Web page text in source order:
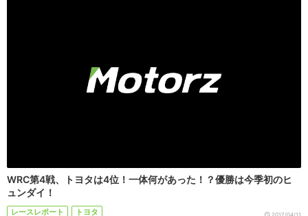
WRC第4戦、トヨタは4位！一体何があった！？優勝は今季初のヒ
ュンダイ！
レースレポート トヨタ 2017/04/11